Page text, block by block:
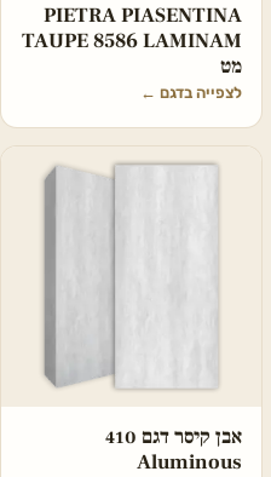
PIETRA PIASENTINA
TAUPE 8586 LAMINAM
מט
לצפייה בדגם ←
אבן קיסר דגם 410
Aluminous